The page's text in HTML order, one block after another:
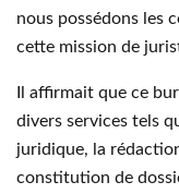
nous possédons les
cette mission de
Il affirmait que ce
divers services tels
juridique, la
constitution de